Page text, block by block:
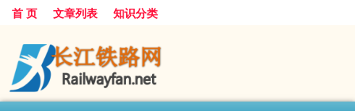
首 页 文章列表 知识分类